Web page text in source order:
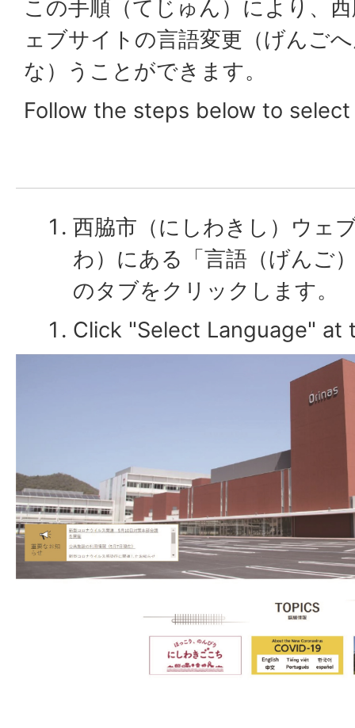
この手順（てじゅん）により、
ェブサイトの言語変更（げんご
な）うことができます。
Follow the steps below to
西脇市（にしわきし）ウェ
わ）にある「言語（げんご
のタブをクリックします。
Click "Select Language"